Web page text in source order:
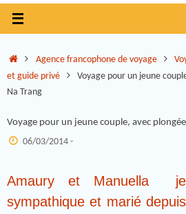
Agence francophone de voyage
et guide privé
Voyage pour un jeune
Na Trang
Voyage pour un jeune couple, avec
06/03/2014 -
Amaury et Manuella
sympathique et marié